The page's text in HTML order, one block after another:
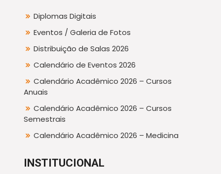
Diplomas Digitais
Eventos / Galeria de Fotos
Distribuição de Salas 2026
Calendário de Eventos 2026
Calendário Acadêmico 2026 – Cursos
Anuais
Calendário Acadêmico 2026 – Cursos
Semestrais
Calendário Acadêmico 2026 – Medicina
INSTITUCIONAL